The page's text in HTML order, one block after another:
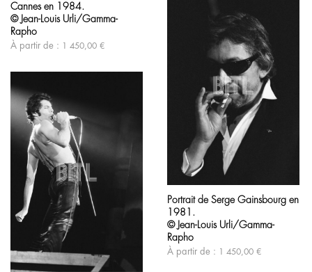
plusieurs
variations.
Les
options
peuvent
choisies
sur
la
page
du
produit
Cannes en 1984.
© Jean-Louis Urli/Gamma-
Rapho
À partir de : 1 450,00 €
a
plusieurs
variations.
Les
options
peuvent
Portrait de Serge Gainsbourg en
1981.
© Jean-Louis Urli/Gamma-
Rapho
À partir de : 1 450,00 €